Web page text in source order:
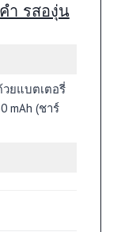
ำ รสองุ่น
วยแบตเตอรี่
mAh (ชาร์